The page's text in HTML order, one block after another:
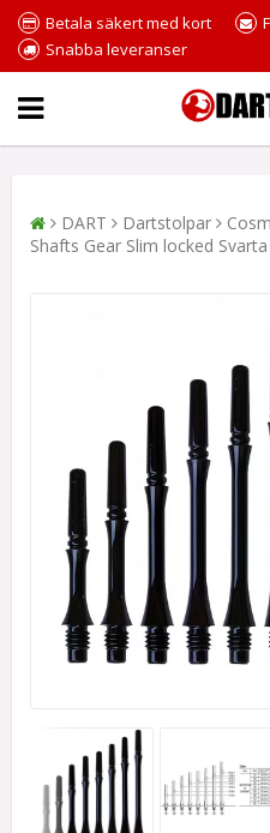
Betala säkert med kort
Snabba leveranser
DART Dartstolpar
Shafts Gear Slim locked